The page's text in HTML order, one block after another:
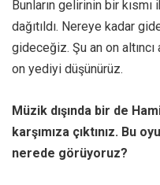
Bunların gelirinin bir
dağıtıldı. Nereye kadar
gideceğiz. Şu an on
on yediyi düşünürüz.
Müzik dışında bir de
karşımıza çıktınız. Bu
nerede görüyoruz?